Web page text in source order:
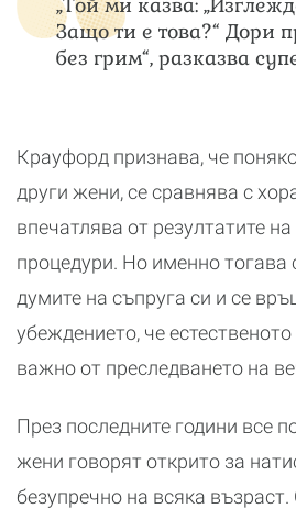
Защо ти е това?“ Дори
без грим“, разказва
Крауфорд признава, че
други жени, се сравнява с
впечатлява от резултатите
процедури. Но именно тогава
думите на съпруга си и се
убеждението, че
важно от преследването на
През последните години все
жени говорят открито за
безупречно на всяка